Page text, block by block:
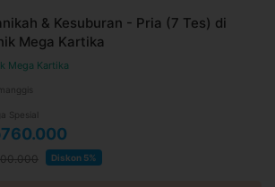
& Kesuburan - Pria (7 Tes) di
Mega Kartika
Mega Kartika
Spesial
Diskon 5%